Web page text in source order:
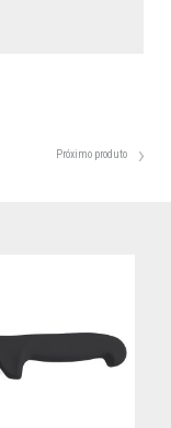
Próximo produto